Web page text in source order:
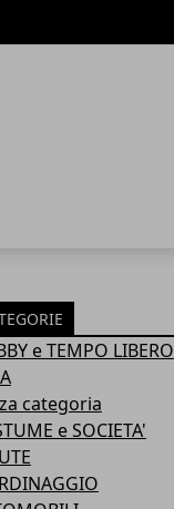
e TEMPO LIBERO
categoria
e SOCIETA'